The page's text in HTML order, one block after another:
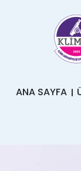
ANA SAYFA